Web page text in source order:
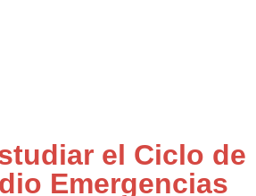
el Ciclo de
Emergencias